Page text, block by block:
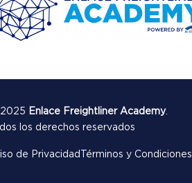
2025 Enlace Freightliner Academy.
los derechos reservados
de Privacidad Términos y Condiciones